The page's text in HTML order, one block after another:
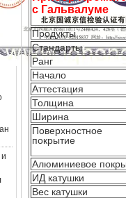
с Гальвалуме
Продукты
Стандарты
Ранг
Начало
Аттестация
Толщина
Ширина
Поверхностное
покрытие
Алюминиевое
ИД катушки
Вес катушки